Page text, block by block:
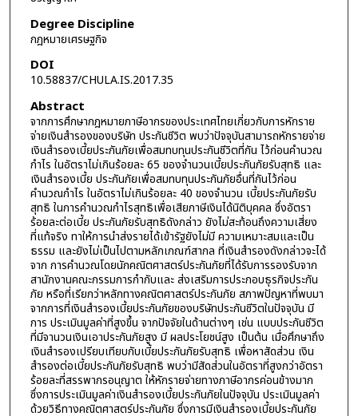
Degree Discipline
กฎหมายเศรษฐกิจ
DOI
10.58837/CHULA.IS.2017.35
Abstract
จากการศึกษากฎหมายภาษีอากรของประเทศไทยเกี่ยวกับการหักราย
จ่ายเงินสำรองของบริษัท ประกันชีวิต พบว่าปัจจุบันสามารถหักรายจ่าย
เงินสำรองเบี้ยประกันภัยเพื่อสมทบทุนประกันชีวิตที่กัน ไว้ก่อนคำนวณ
กำไร ในอัตราไม่เกินร้อยละ 65 ของจำนวนเบี้ยประกันภัยรับสุทธิ และ
เงินสำรองเบี้ย ประกันภัยเพื่อสมทบทุนประกันภัยอื่นที่กันไว้ก่อน
คำนวณกำไร ในอัตราไม่เกินร้อยละ 40 ของจำนวน เบี้ยประกันภัยรับ
สุทธิ ในการคำนวณกำไรสุทธิเพื่อเสียภาษีเงินได้นิติบุคคล ซึ่งอัตรา
ร้อยละต่อเบี้ย ประกันภัยรับสุทธิดังกล่าว ยังไม่สะท้อนถึงความเสี่ยง
ที่แท้จริง ทาให้การนำส่งรายได้เข้ารัฐยังไม่มี ความเหมาะสมและเป็น
ธรรม และยังไม่เป็นไปตามหลักเกณฑ์สากล ที่เงินสำรองดังกล่าวจะได้
จาก การคำนวณโดยนักคณิตศาสตร์ประกันภัยที่ได้รับการรองรับจาก
สานักงานคณะกรรมการกำกับและ ส่งเสริมการประกอบธุรกิจประกัน
ภัย หรือที่เรียกว่าหลักทางคณิตศาสตร์ประกันภัย สภาพปัญหาที่พบมา
จากการที่เงินสำรองเบี้ยประกันภัยของบริษัทประกันชีวิตในปัจจุบัน มี
การ ประเมินมูลค่าที่สูงขึ้น จากปัจจัยในด้านต่างๆ เช่น แบบประกันชีวิต
ที่มีจานวนเงินเอาประกันภัยสูง มี ผลประโยชน์สูง เป็นต้น เมื่อศึกษาถึง
เงินสำรองเปรียบเทียบกับเบี้ยประกันภัยรับสุทธิ เพื่อหาสัดส่วน เงิน
สำรองต่อเบี้ยประกันภัยรับสุทธิ พบว่ามีสัดส่วนในอัตราที่สูงกว่าอัตรา
ร้อยละที่สรรพากรอนุญาต ให้หักรายจ่ายทางภาษีอากรค่อนข้างมาก
ซึ่งการประเมินมูลค่าเงินสำรองเบี้ยประกันภัยในปัจจุบัน ประเมินมูลค่า
ด้วยวิธีทางคณิตศาสตร์ประกันภัย ซึ่งการมีเงินสำรองเบี้ยประกันภัย